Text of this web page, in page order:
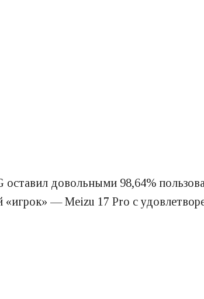
довольными 98,64%
«игрок» — Meizu 17 Pro с